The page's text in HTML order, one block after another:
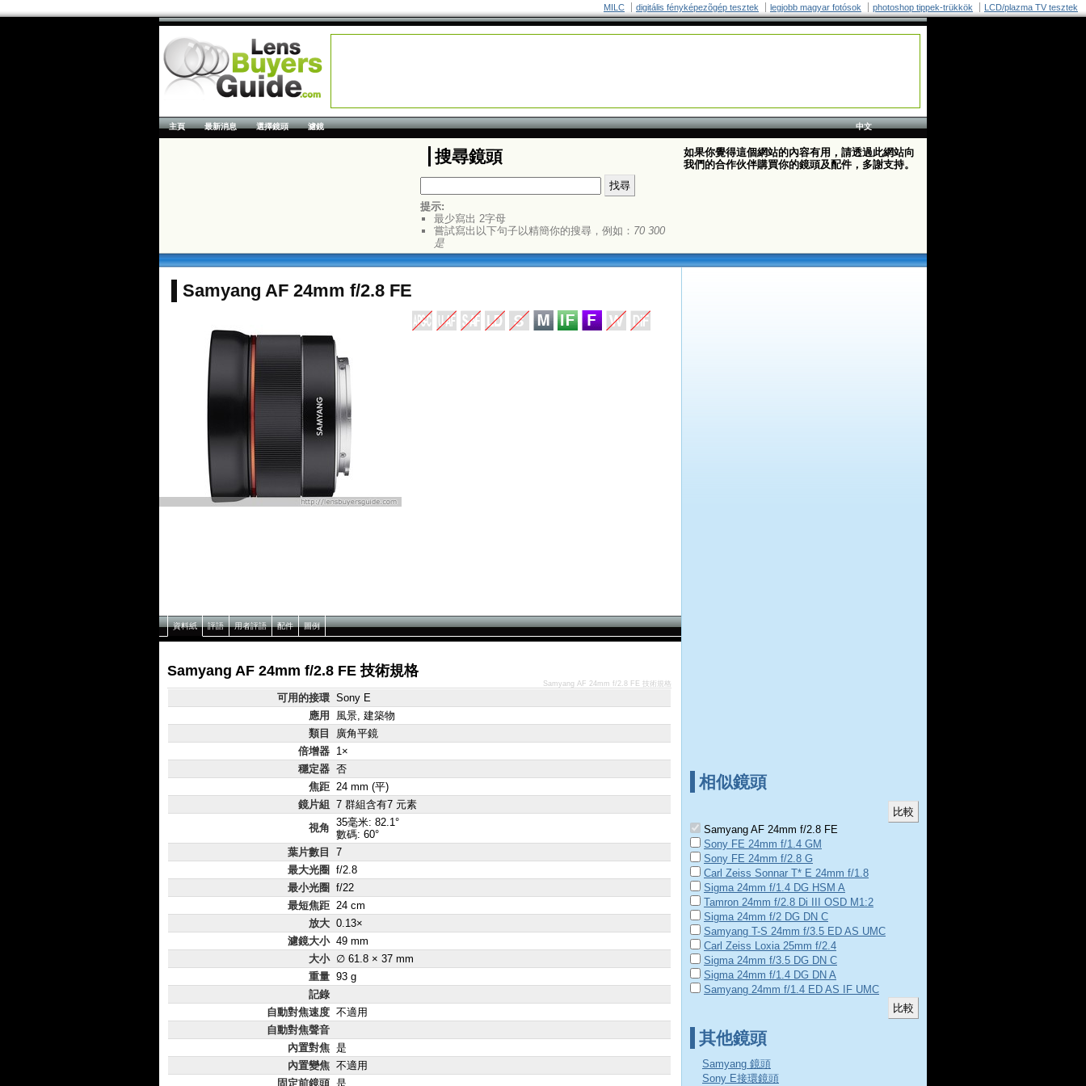
MILC digitális fényképezõgép tesztek legjobb magyar fotósok photoshop tippek-trükkök LCD/plazma TV tesztek
中文
主頁 最新消息 選擇鏡頭 濾鏡
搜尋鏡頭
提示:
最少寫出 2字母
嘗試寫出以下句子以精簡你的搜尋，例如： 70 300
是
如果你覺得這個網站的內容有用，請透過此網站向
我們的合作伙伴購買你的鏡頭及配件，多謝支持。
Samyang AF 24mm f/2.8 FE
資料紙 評語 用者評語 配件 圖例
Samyang AF 24mm f/2.8 FE 技術規格
可用的接環 Sony E
應用
風景, 建築物
類目
廣角平鏡
倍增器 1×
穩定器 否
焦距 24 mm (平)
鏡片組
7 群組含有7 元素
視角 35毫米: 82.1°
數碼: 60°
葉片數目
7
最大光圈
f/2.8
最小光圈
f/22
最短焦距 24 cm
放大 0.13×
濾鏡大小 49 mm
大小 ∅ 61.8 × 37 mm
重量 93 g
記錄
自動對焦速度 不適用
自動對焦聲音
內置對焦 是
內置變焦 不適用
固定前鏡頭 是
Samyang AF 24mm f/2.8 FE 技術規格
相似鏡頭
Samyang AF 24mm f/2.8 FE
Sony FE 24mm f/1.4 GM
Sony FE 24mm f/2.8 G
Carl Zeiss Sonnar T* E 24mm f/1.8
Sigma 24mm f/1.4 DG HSM A
Tamron 24mm f/2.8 Di III OSD M1:2
Sigma 24mm f/2 DG DN C
Samyang T-S 24mm f/3.5 ED AS UMC
Carl Zeiss Loxia 25mm f/2.4
Sigma 24mm f/3.5 DG DN C
Sigma 24mm f/1.4 DG DN A
Samyang 24mm f/1.4 ED AS IF UMC
其他鏡頭
Samyang 鏡頭
Sony E接環鏡頭